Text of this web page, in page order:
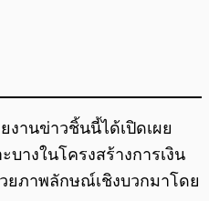
งานข่าวชิ้นนี้ได้เปิดเผย
างในโครงสร้างการเงิน
ยภาพลักษณ์เชิงบวกมาโดย